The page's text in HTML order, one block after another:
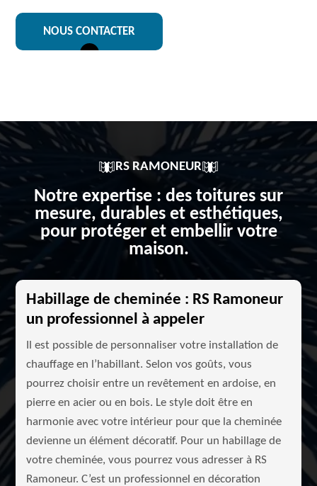
NOUS CONTACTER
RS RAMONEUR
Notre expertise : des toitures sur
mesure, durables et esthétiques,
pour protéger et embellir votre
maison.
Habillage de cheminée : RS Ramoneur
un professionnel à appeler
Il est possible de personnaliser votre installation de
chauffage en l’habillant. Selon vos goûts, vous
pourrez choisir entre un revêtement en ardoise, en
pierre en acier ou en bois. Le style doit être en
harmonie avec votre intérieur pour que la cheminée
devienne un élément décoratif. Pour un habillage de
votre cheminée, vous pourrez vous adresser à RS
Ramoneur. C’est un professionnel en décoration